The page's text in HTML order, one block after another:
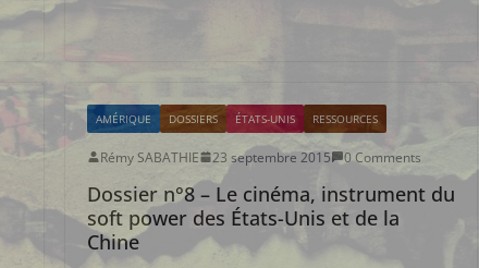
AMÉRIQUE DOSSIERS ÉTATS-UNIS RESSOURCES
Rémy SABATHIE 23 septembre 2015 0 Comments
Dossier n°8 – Le cinéma, instrument du
soft power des États-Unis et de la
Chine